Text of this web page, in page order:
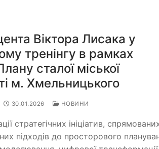
Віктора Лисака у
тренінгу в рамках
сталої міської
м. Хмельницького
30.01.2026 НОВИНИ
стратегічних ініціатив,
підходів до просторового